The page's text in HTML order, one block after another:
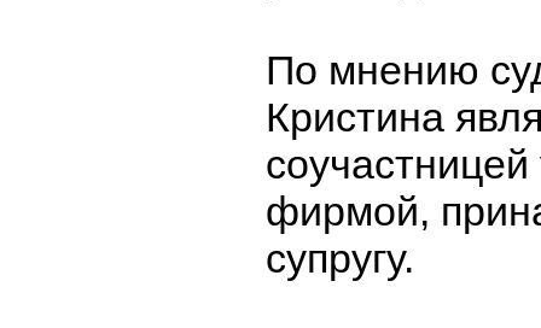
По мнению
Кристина
фирмой,
супругу.